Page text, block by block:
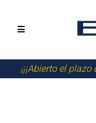
¡¡¡Abierto el